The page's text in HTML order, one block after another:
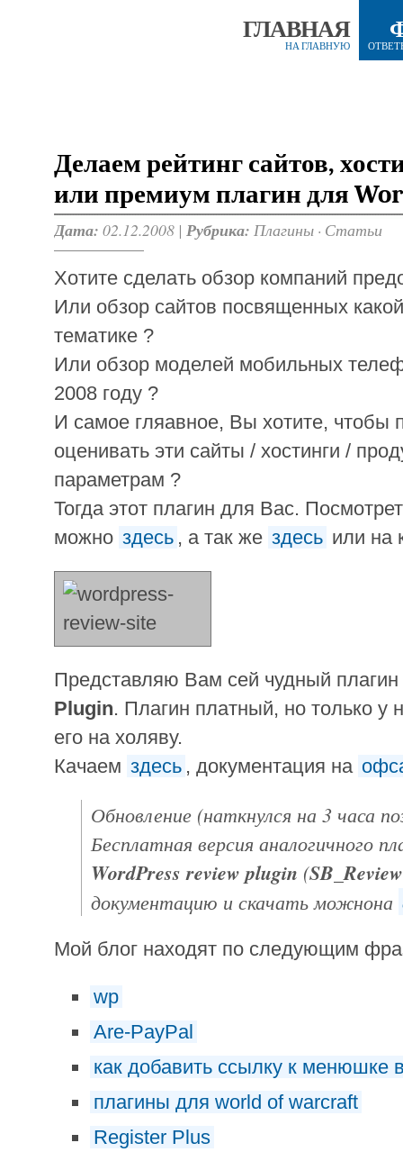
ГЛАВНАЯ
НА ГЛАВНУЮ
Делаем рейтинг сайтов,
или премиум плагин для
Дата: 02.12.2008 | Рубрика: Плагины · Статьи
Хотите сделать обзор компаний
Или обзор сайтов посвященных
тематике ?
Или обзор моделей мобильных
2008 году ?
И самое гляавное, Вы хотите, чтобы
оценивать эти сайты / хостинги /
параметрам ?
Тогда этот плагин для Вас.
можно здесь , а так же здесь или на
Представляю Вам сей чудный
Plugin. Плагин платный, но только у
его на холяву.
Качаем здесь , документация на
Обновление (наткнулся на 3 часа
Бесплатная версия аналогичного
WordPress review plugin (SB_Review
документацию и скачать можнона
Мой блог находят по следующим
wp
Are-PayPal
как добавить ссылку к менюшке
плагины для world of warcraft
Register Plus